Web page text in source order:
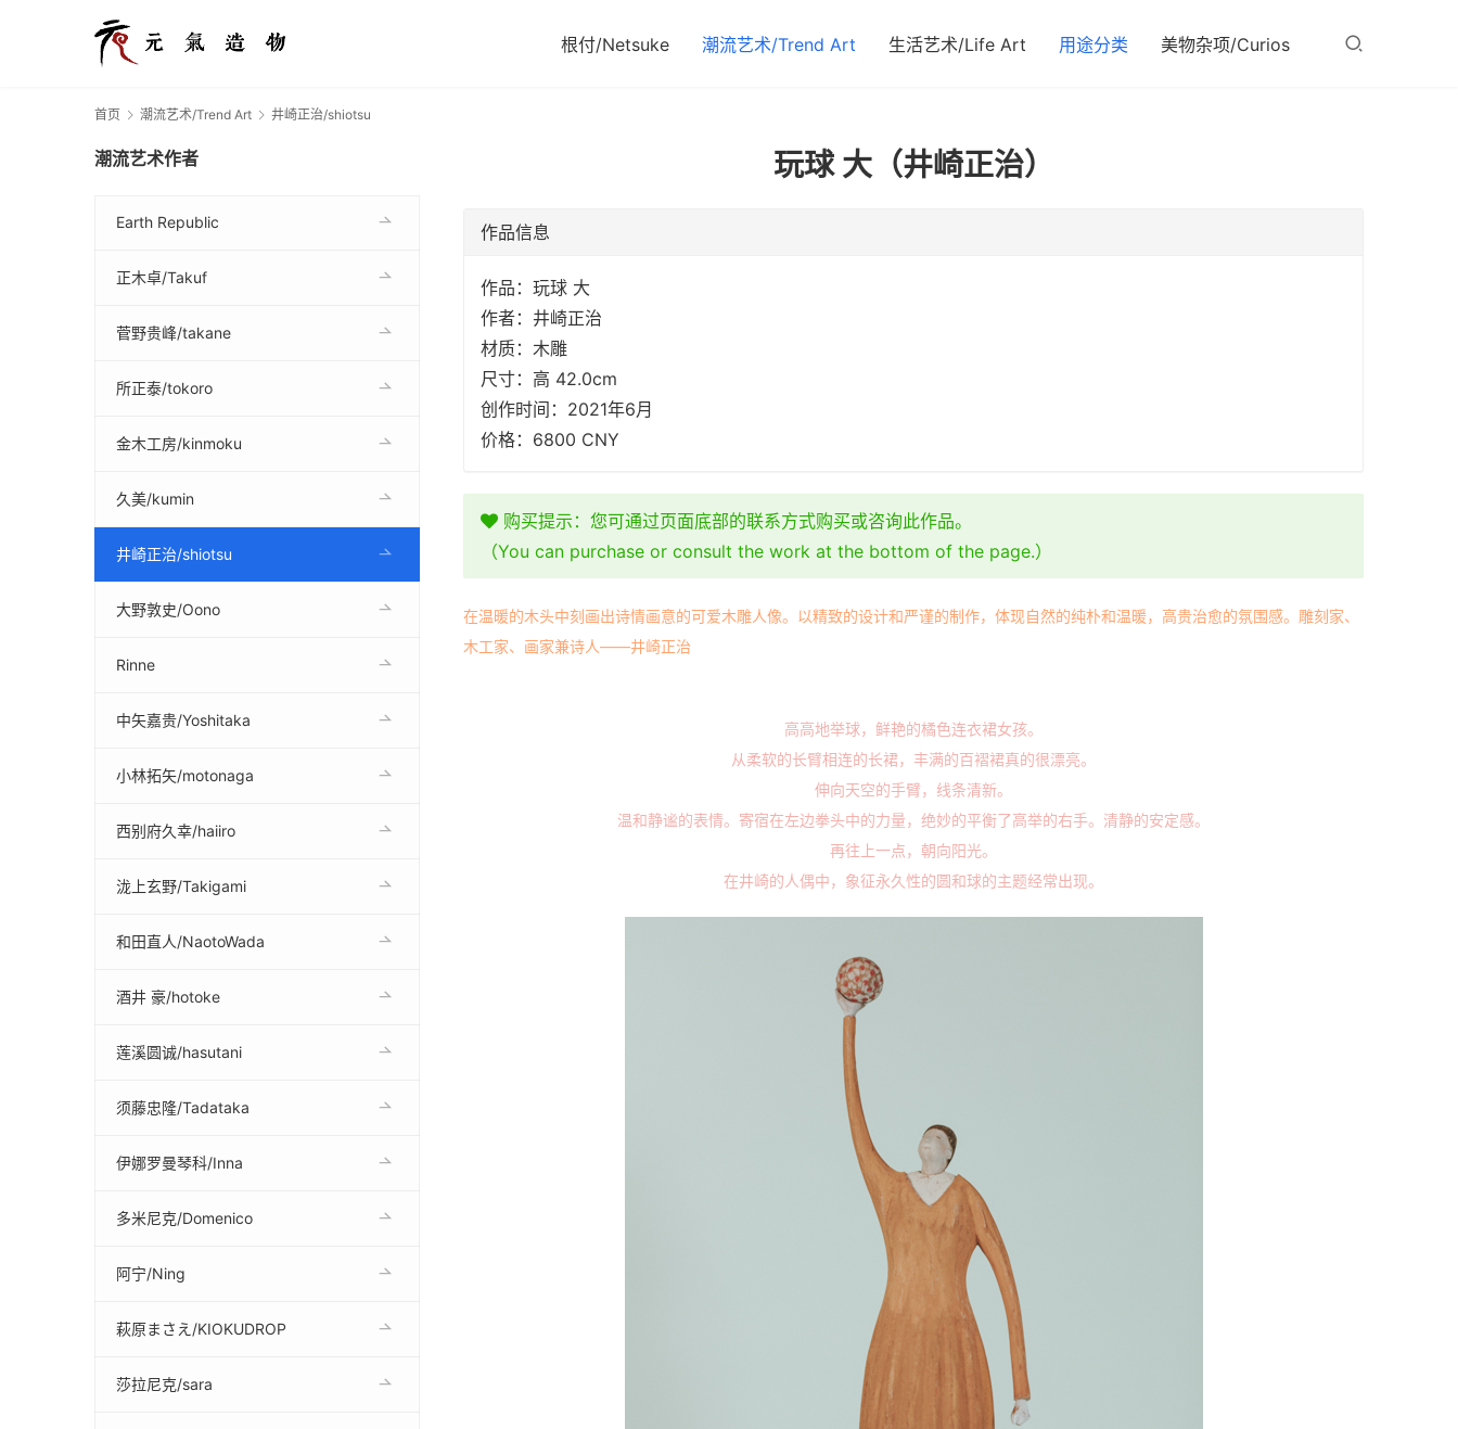
根付/Netsuke 潮流艺术/Trend Art 生活艺术/Life Art 用途分类 美物杂项/Curios
首页 潮流艺术/Trend Art 井崎正治/shiotsu
玩球 大（井崎正治）
作品信息
作品：玩球 大
作者：井崎正治
材质：木雕
尺寸：高 42.0cm
创作时间：2021年6月
价格：6800 CNY
购买提示：您可通过页面底部的联系方式购买或咨询此作品。
（You can purchase or consult the work at the bottom of the page.）
在温暖的木头中刻画出诗情画意的可爱木雕人像。以精致的设计和严谨的制作，体现自然的纯朴和温暖，高贵治愈的氛围感。雕刻家、
木工家、画家兼诗人——井崎正治
高高地举球，鲜艳的橘色连衣裙女孩。
从柔软的长臂相连的长裙，丰满的百褶裙真的很漂亮。
伸向天空的手臂，线条清新。
温和静谧的表情。寄宿在左边拳头中的力量，绝妙的平衡了高举的右手。清静的安定感。
再往上一点，朝向阳光。
在井崎的人偶中，象征永久性的圆和球的主题经常出现。
潮流艺术作者
Earth Republic
正木卓/Takuf
菅野贵峰/takane
所正泰/tokoro
金木工房/kinmoku
久美/kumin
井崎正治/shiotsu
大野敦史/Oono
Rinne
中矢嘉贵/Yoshitaka
小林拓矢/motonaga
西别府久幸/haiiro
泷上玄野/Takigami
和田直人/NaotoWada
酒井 豪/hotoke
莲溪圆诚/hasutani
须藤忠隆/Tadataka
伊娜罗曼琴科/Inna
多米尼克/Domenico
阿宁/Ning
萩原まさえ/KIOKUDROP
莎拉尼克/sara